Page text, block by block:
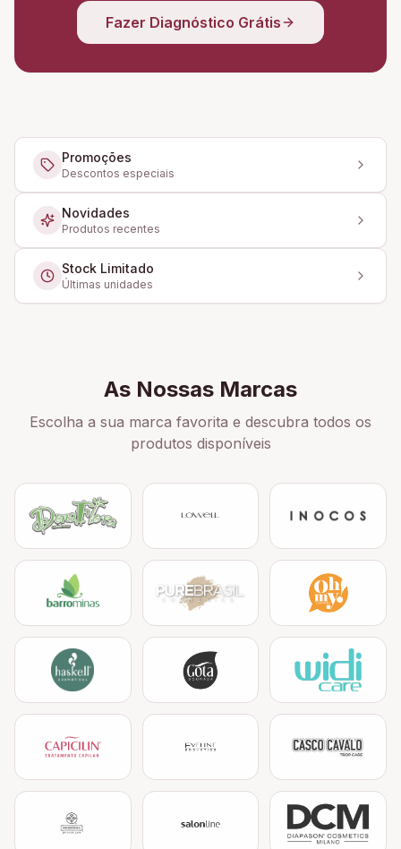
Fazer Diagnóstico Grátis
Promoções
Descontos especiais
Novidades
Produtos recentes
Stock Limitado
Últimas unidades
As Nossas Marcas
Escolha a sua marca favorita e descubra todos os
produtos disponíveis